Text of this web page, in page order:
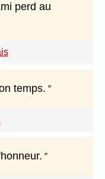
perd au
temps.